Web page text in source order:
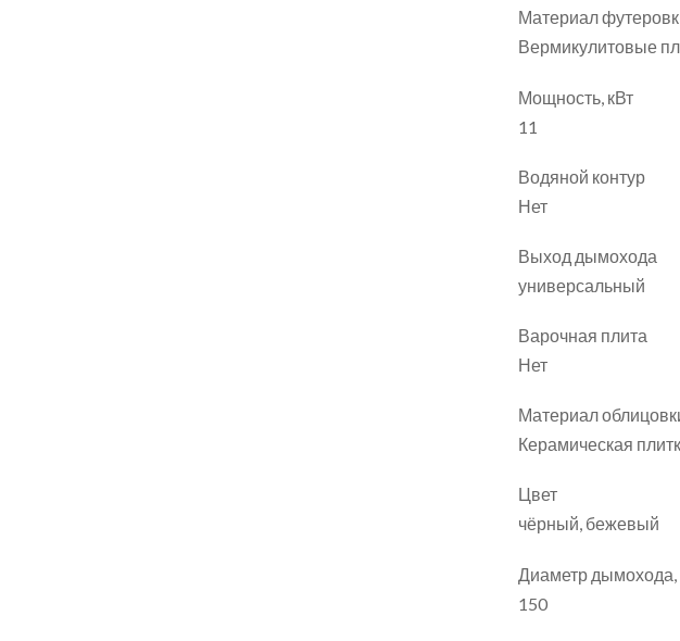
Материал
Вермикулитовые
Мощность, кВт
11
Водяной контур
Нет
Выход дымохода
универсальный
Варочная плита
Нет
Материал
Керамическая
Цвет
чёрный, бежевый
Диаметр
150